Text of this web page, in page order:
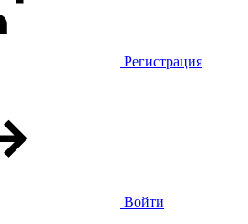
Регистрация
Войти